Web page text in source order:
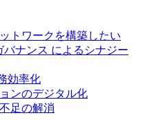
トワークを構築したい
バナンス によるシナジー
効率化
ンのデジタル化
足の解消